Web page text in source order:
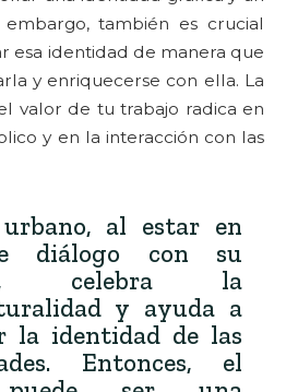
también es crucial
esa identidad de manera que
y enriquecerse con ella. La
valor de tu trabajo radica en
y en la interacción con las
al estar en
diálogo con su
celebra la
y ayuda a
la identidad de las
Entonces, el